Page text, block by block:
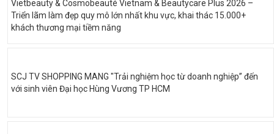
Vietbeauty & Cosmobeauté Vietnam & Beautycare Plus 2026 –
Triển lãm làm đẹp quy mô lớn nhất khu vực, khai thác 15.000+
khách thương mại tiềm năng
SCJ TV SHOPPING MANG "Trải nghiệm học từ doanh nghiệp” đến
với sinh viên Đại học Hùng Vương TP HCM